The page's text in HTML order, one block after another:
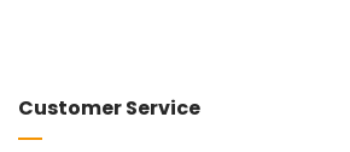
Customer Service